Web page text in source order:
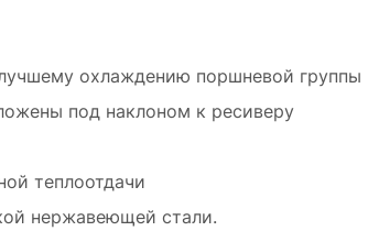
охлаждению поршневой группы
под наклоном к ресиверу
теплоотдачи
нержавеющей стали.